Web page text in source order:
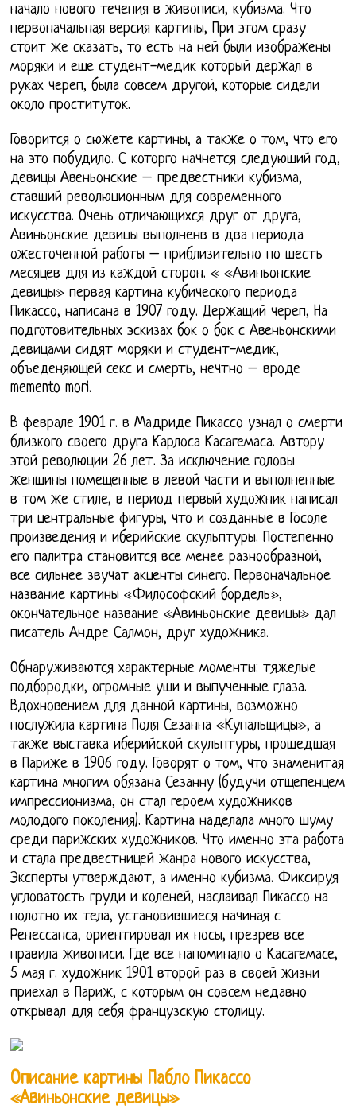
начало нового течения в живописи, кубизма. Что
первоначальная версия картины, При этом сразу
стоит же сказать, то есть на ней были изображены
моряки и еще студент-медик который держал в
руках череп, была совсем другой, которые сидели
около проституток.
Говорится о сюжете картины, а также о том, что его
на это побудило. С которго начнется следующий год,
девицы Авеньонские – предвестники кубизма,
ставший революционным для современного
искусства. Очень отличающихся друг от друга,
Авиньонские девицы выполненв в два периода
ожесточенной работы – приблизительно по шесть
месяцев для из каждой сторон. « «Авиньонские
девицы» первая картина кубического периода
Пикассо, написана в 1907 году. Держащий череп, На
подготовительных эскизах бок о бок с Авеньонскими
девицами сидят моряки и студент-медик,
объеденяющей секс и смерть, нечтно – вроде
memento mori.
В феврале 1901 г. в Мадриде Пикассо узнал о смерти
близкого своего друга Карлоса Касагемаса. Автору
этой революции 26 лет. За исключение головы
женщины помещенные в левой части и выполненные
в том же стиле, в период первый художник написал
три центральные фигуры, что и созданные в Госоле
произведения и иберийские скульптуры. Постепенно
его палитра становится все менее разнообразной,
все сильнее звучат акценты синего. Первоначальное
название картины «Философский бордель»,
окончательное название «Авиньонские девицы» дал
писатель Андре Салмон, друг художника.
Обнаруживаются характерные моменты: тяжелые
подбородки, огромные уши и выпученные глаза.
Вдохновением для данной картины, возможно
послужила картина Поля Сезанна «Купальщицы», а
также выставка иберийской скульптуры, прошедшая
в Париже в 1906 году. Говорят о том, что знаменитая
картина многим обязана Сезанну (будучи отщепенцем
импрессионизма, он стал героем художников
молодого поколения). Картина наделала много шуму
среди парижских художников. Что именно эта работа
и стала предвестницей жанра нового искусства,
Эксперты утверждают, а именно кубизма. Фиксируя
угловатость груди и коленей, наслаивал Пикассо на
полотно их тела, установившиеся начиная с
Ренессанса, ориентировал их носы, презрев все
правила живописи. Где все напоминало о Касагемасе,
5 мая г. художник 1901 второй раз в своей жизни
приехал в Париж, с которым он совсем недавно
открывал для себя французскую столицу.
Описание картины Пабло Пикассо
«Авиньонские девицы»